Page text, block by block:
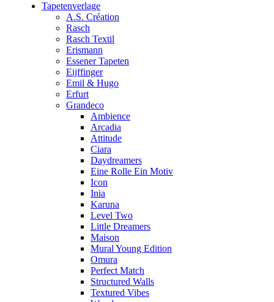
Tapetenverlage
A.S. Création
Rasch
Rasch Textil
Erismann
Essener Tapeten
Eijffinger
Emil & Hugo
Erfurt
Grandeco
Ambience
Arcadia
Attitude
Ciara
Daydreamers
Eine Rolle Ein Motiv
Icon
Inia
Karuna
Level Two
Little Dreamers
Maison
Mural Young Edition
Omura
Perfect Match
Structured Walls
Textured Vibes